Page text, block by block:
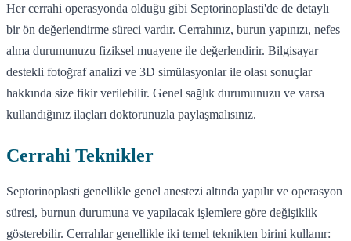
Her cerrahi operasyonda olduğu gibi Septorinoplasti'de de detaylı
bir ön değerlendirme süreci vardır. Cerrahınız, burun yapınızı, nefes
alma durumunuzu fiziksel muayene ile değerlendirir. Bilgisayar
destekli fotoğraf analizi ve 3D simülasyonlar ile olası sonuçlar
hakkında size fikir verilebilir. Genel sağlık durumunuzu ve varsa
kullandığınız ilaçları doktorunuzla paylaşmalısınız.
Cerrahi Teknikler
Septorinoplasti genellikle genel anestezi altında yapılır ve operasyon
süresi, burnun durumuna ve yapılacak işlemlere göre değişiklik
gösterebilir. Cerrahlar genellikle iki temel teknikten birini kullanır: